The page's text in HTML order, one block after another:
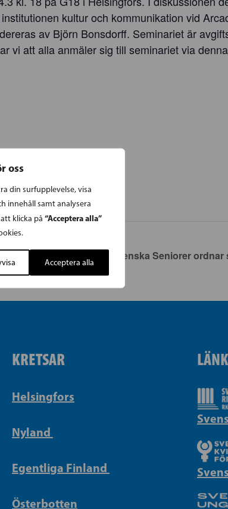
oss
din surfupplevelse, visa
innehåll samt analysera
klicka på “Acceptera alla”
Acceptera alla
kultur och kommunikation vid
av Björn Bonsdorff. Seminariet är
vi att alla anmäler sig till seminariet via
| SFP i Vanda och Svenska Seniorer
KRETSAR
Helsingfors
Nyland
Egentliga Finland
Österbotten